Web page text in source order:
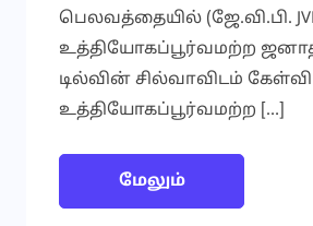
பெலவத்தையில் (ஜே.வி.பி.
உத்தியோகப்பூர்வமற்ற
டில்வின் சில்வாவிடம்
உத்தியோகப்பூர்வமற்ற […]
மேலும்